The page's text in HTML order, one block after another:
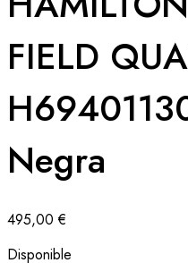
FIELD
Negra
495,00€
Disponible